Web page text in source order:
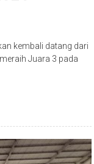
kembali datang dari
Juara 3 pada